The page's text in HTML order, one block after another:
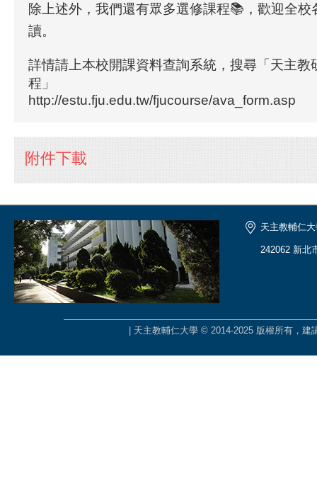
除上述外，我們還有眾多選修課程📚️，歡迎全校
讀。
詳情請上本校開課資料查詢系統，搜尋「天主教
程」
http://estu.fju.edu.tw/fjucourse/ava_form.asp
附件下載
天主教輔仁
242062 新北
| 天主教輔仁大學 © 2014-2025 版權所有，